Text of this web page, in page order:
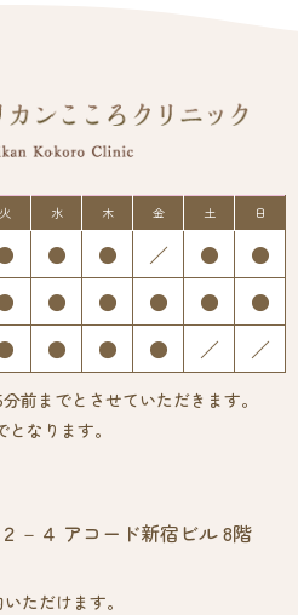
火 水 木 金 土 日
● ● ／ ● ●
● ● ● ● ●
● ● ● ／ ／
前までとさせていただきます。
となります。
－４ アコード新宿ビル 8階
ただけます。